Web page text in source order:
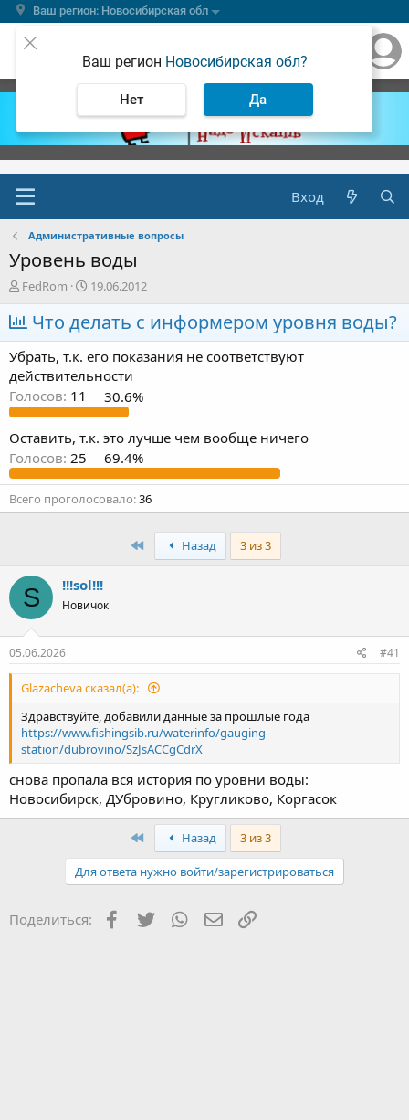
Ваш регион: Новосибирская обл
Ваш регион Новосибирская обл?
Нет Да
Вход
Административные вопросы
Уровень воды
А
в
т
р
е
м
ы
FedRom
Д
а
т
н
ч
л
а
19.06.2012
Что делать с информером уровня воды?
Убрать, т.к. его показания не соответствуют
действительности
Голосов: 11 30.6%
Оставить, т.к. это лучше чем вообще ничего
Голосов: 25 69.4%
Всего проголосовало 36
ПервыйНазад 3 из 3
S !!!sol!!!
Новичок
05.06.2026 #41
Glazacheva сказал(а):
Здравствуйте, добавили данные за прошлые года
https://www.fishingsib.ru/waterinfo/gauging-
station/dubrovino/SzJsACCgCdrX
снова пропала вся история по уровни воды:
Новосибирск, ДУбровино, Кругликово, Коргасок
ПервыйНазад 3 из 3
Для ответа нужно войти/зарегистрироваться
Поделиться: Facebook
Twitter WhatsAppЭлектронная почта